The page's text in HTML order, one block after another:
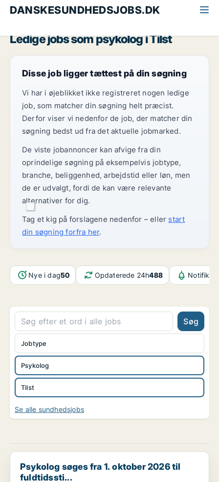
DANSKESUNDHEDSJOBS.DK
Ledige jobs som psykolog i Tilst
Disse job ligger tættest på din søgning
Vi har i øjeblikket ikke registreret nogen ledige
job, som matcher din søgning helt præcist.
Derfor viser vi nedenfor de job, der matcher din
søgning bedst ud fra det aktuelle jobmarked.
De viste jobannoncer kan afvige fra din
oprindelige søgning på eksempelvis jobtype,
branche, beliggenhed, arbejdstid eller løn, men
de er udvalgt, fordi de kan være relevante
alternativer for dig.
Tag et kig på forslagene nedenfor – eller start
din søgning forfra her.
Nye i dag50 Opdaterede 24h488
Søg
Psykolog
Tilst
Jobtype
Se alle sundhedsjobs
Psykolog søges fra 1. oktober 2026 til fuldtidssti...
Psykolog søges fra 1. oktober 2026 til
fuldtidssti...